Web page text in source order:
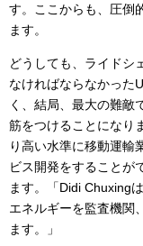
す。ここからも、圧倒
ます。
どうしても、ライドシ
なければならなかった
く、結局、最大の難敵
筋をつけることになり
り高い水準に移動運輸
ビス開発をすることが
ます。「Didi Chuxing
エネルギーを監査機関
ます。」